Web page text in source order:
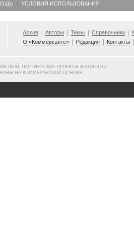
УСЛОВИЯ ИСПОЛЬЗОВАНИЯ
Архив Авторы Темы Справочники
О «Коммерсанте»
Редакция Контакты
ПАРТНЕРСКИЕ ПРОЕКТЫ И НОВОСТИ
НА КОММЕРЧЕСКОЙ ОСНОВЕ